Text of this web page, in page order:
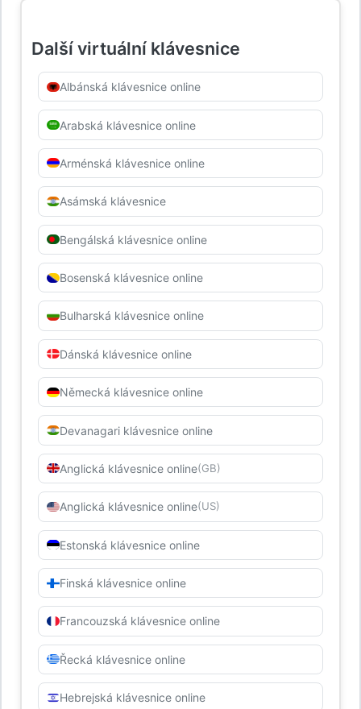
Další virtuální klávesnice
Albánská klávesnice online
Arabská klávesnice online
Arménská klávesnice online
Asámská klávesnice
Bengálská klávesnice online
Bosenská klávesnice online
Bulharská klávesnice online
Dánská klávesnice online
Německá klávesnice online
Devanagari klávesnice online
Anglická klávesnice online(GB)
Anglická klávesnice online(US)
Estonská klávesnice online
Finská klávesnice online
Francouzská klávesnice online
Řecká klávesnice online
Hebrejská klávesnice online